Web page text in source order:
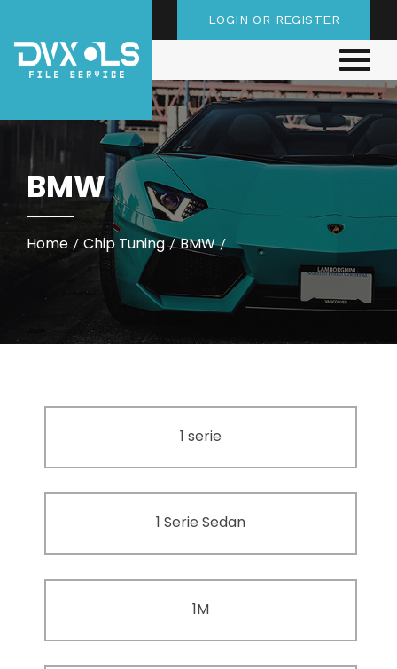
LOGIN OR REGISTER
BMW
Home / Chip Tuning / BMW /
1 serie
1 Serie Sedan
1M